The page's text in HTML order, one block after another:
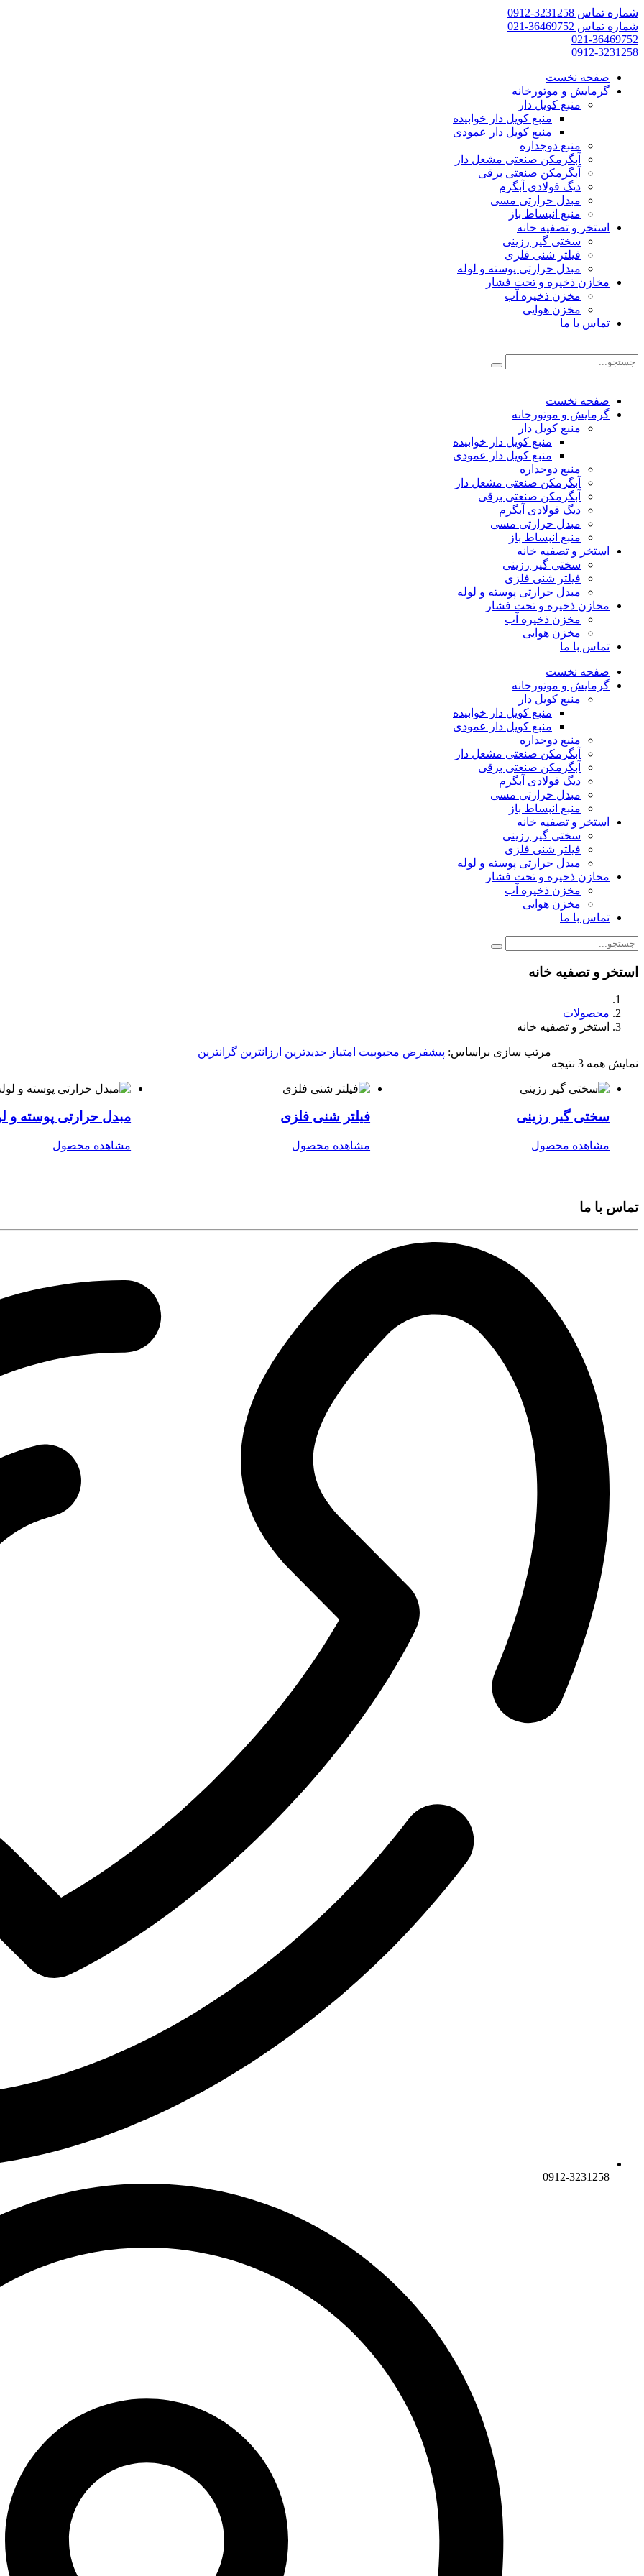
شماره تماس 3231258-0912
شماره تماس 36469752-021
021-36469752
0912-3231258
صفحه نخست
گرمایش و موتورخانه
منبع کویل دار
منبع کویل دار خوابیده
منبع کویل دار عمودی
منبع دوجداره
آبگرمکن صنعتی مشعل دار
آبگرمکن صنعتی برقی
دیگ فولادی آبگرم
مبدل حرارتی مسی
منبع انبساط باز
استخر و تصفیه خانه
سختی گیر رزینی
فیلتر شنی فلزی
مبدل حرارتی پوسته و لوله
مخازن ذخیره و تحت فشار
مخزن ذخیره آب
مخزن هوایی
تماس با ما
صفحه نخست
گرمایش و موتورخانه
منبع کویل دار
منبع کویل دار خوابیده
منبع کویل دار عمودی
منبع دوجداره
آبگرمکن صنعتی مشعل دار
آبگرمکن صنعتی برقی
دیگ فولادی آبگرم
مبدل حرارتی مسی
منبع انبساط باز
استخر و تصفیه خانه
سختی گیر رزینی
فیلتر شنی فلزی
مبدل حرارتی پوسته و لوله
مخازن ذخیره و تحت فشار
مخزن ذخیره آب
مخزن هوایی
تماس با ما
صفحه نخست
گرمایش و موتورخانه
منبع کویل دار
منبع کویل دار خوابیده
منبع کویل دار عمودی
منبع دوجداره
آبگرمکن صنعتی مشعل دار
آبگرمکن صنعتی برقی
دیگ فولادی آبگرم
مبدل حرارتی مسی
منبع انبساط باز
استخر و تصفیه خانه
سختی گیر رزینی
فیلتر شنی فلزی
مبدل حرارتی پوسته و لوله
مخازن ذخیره و تحت فشار
مخزن ذخیره آب
مخزن هوایی
تماس با ما
استخر و تصفیه خانه
محصولات
استخر و تصفیه خانه
نمایش همه 3 نتیجه
مرتب سازی براساس: پیشفرض محبوبیت امتیاز جدیدترین ارزانترین گرانترین
سختی گیر رزینی
مشاهده محصول
فیلتر شنی فلزی
مشاهده محصول
مبدل حرارتی پوسته و
مشاهده محصول
تماس با ما
0912-3231258